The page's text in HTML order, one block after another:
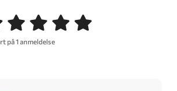
på 1 anmeldelse